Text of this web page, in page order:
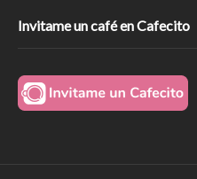
Invitame un café en Cafecito